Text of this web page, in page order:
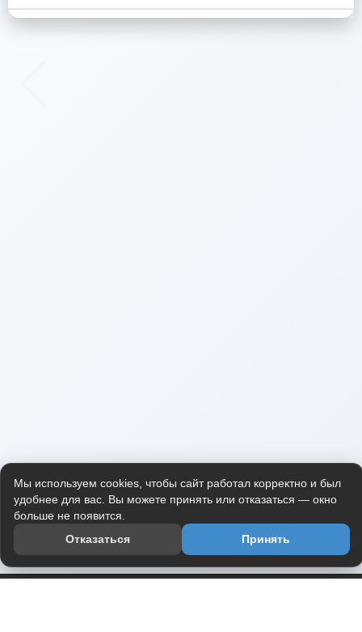
Мы используем cookies, чтобы сайт работал корректно и был
удобнее для вас. Вы можете принять или отказаться — окно
больше не появится.
Отказаться
Принять